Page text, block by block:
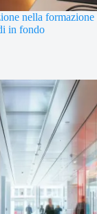
nella formazione
in fondo